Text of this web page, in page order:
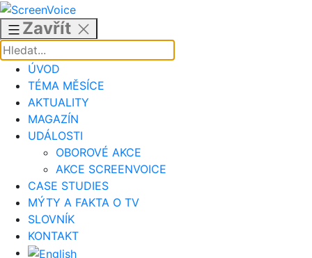
Přejít
obsahu
Zavřít
ÚVOD
TÉMA MĚSÍCE
AKTUALITY
MAGAZÍN
UDÁLOSTI
OBOROVÉ AKCE
AKCE SCREENVOICE
CASE STUDIES
MÝTY A FAKTA O TV
SLOVNÍK
KONTAKT